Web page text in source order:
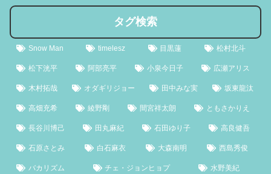
タグ検索
Snow Man timelesz 目黒蓮 松村北斗
松下洸平 阿部亮平 小泉今日子 広瀬アリス
木村拓哉 オダギリジョー 田中みな実 坂東龍汰
高畑充希 綾野剛 間宮祥太朗 ともさかりえ
長谷川博己 田丸麻紀 石田ゆり子 高良健吾
石原さとみ 白石麻衣 大森南明 西島秀俊
バカリズム チェ・ジョンヒョプ 水野美紀